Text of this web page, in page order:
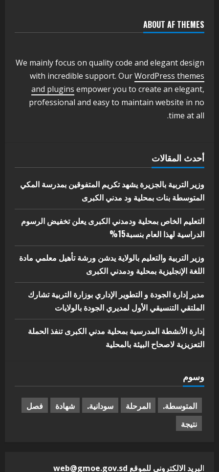
3
وزير التربية والتعليم بالولاية يدشن ورشة
أغسطس 3, 2026
اخر الاخبار الاخبار
مدير إدارة الجودة و التطوير الإداري
بوزارة التربية تشارك الملتقي التنسيقي
5
البيئة بالمحلية
يوليو 29, 2026
ABOUT AF THEMES
We mainly focus on quality code and elegant design
with incredible support. OurWordPress themes
and plugins empower you to create an elegant,
professional and easy to maintain website in no
time at all.
أحدث المقالات
وزير التربية بالجزيرة يشهد تكريم المتفوقين بمدرسة المكي
المتوسطة بنات بمحلية ود مدني الكبرى
التعليم الخاص بمحلية ودمدني الكبرى يعلن تخفيض الرسوم
الدراسية لهذا العام بنسبة15%
وزير التربية والتعليم بالولاية يدشن ورشة تأهيل معلمي مادة
اللغة الإنجليزية بمحلية ودمدني الكبرى
مدير إدارة الجودة و التطوير الإداري بوزارة التربية تشارك
الملتقي التنسيقي الأول لمديري الجودة بالولايات
إدارة الأنشطة المدرسية بمحلية مدني الكبرى تنفذ الحملة
التعزيزية لاصحاح البيئة بالمحلية
وسوم
المتوسطة. المرحلة سودانية. شهادة
فصل
نتيجة
البريد الالكترونى للموقع web@gmoe.gov.sd